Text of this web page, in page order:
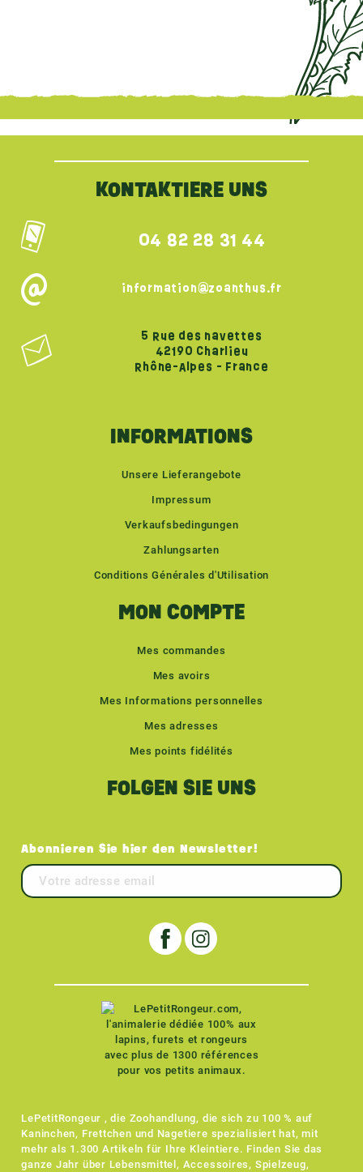
KONTAKTIERE UNS
04 82 28 31 44
information@zoanthus.fr
5 Rue des navettes
42190 Charlieu
Rhône-Alpes - France
INFORMATIONS
Unsere Lieferangebote
Impressum
Verkaufsbedingungen
Zahlungsarten
Conditions Générales d'Utilisation
MON COMPTE
Mes commandes
Mes avoirs
Mes Informations personnelles
Mes adresses
Mes points fidélités
FOLGEN SIE UNS
Abonnieren Sie hier den Newsletter!
LePetitRongeur , die Zoohandlung, die sich zu 100 % auf
Kaninchen, Frettchen und Nagetiere spezialisiert hat, mit
mehr als 1.300 Artikeln für Ihre Kleintiere. Finden Sie das
ganze Jahr über Lebensmittel, Accessoires, Spielzeug,